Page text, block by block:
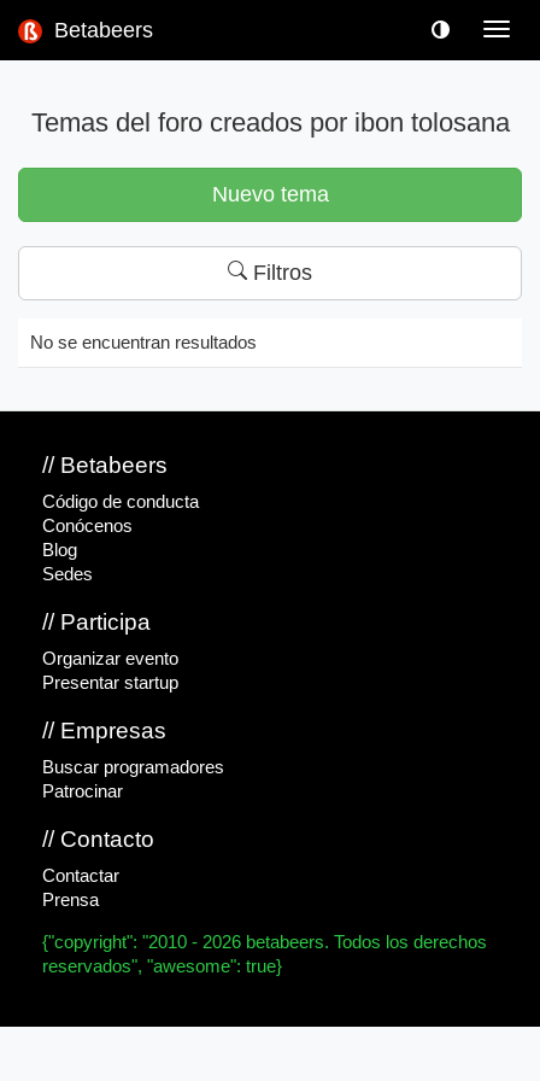
Betabeers
Temas del foro creados por ibon tolosana
Nuevo tema
Filtros
No se encuentran resultados
// Betabeers
Código de conducta
Conócenos
Blog
Sedes
// Participa
Organizar evento
Presentar startup
// Empresas
Buscar programadores
Patrocinar
// Contacto
Contactar
Prensa
{"copyright": "2010 - 2026 betabeers. Todos los derechos
reservados", "awesome": true}